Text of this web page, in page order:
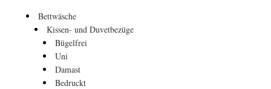
Bettwäsche
Kissen- und Duvetbezüge
Bügelfrei
Uni
Damast
Bedruckt